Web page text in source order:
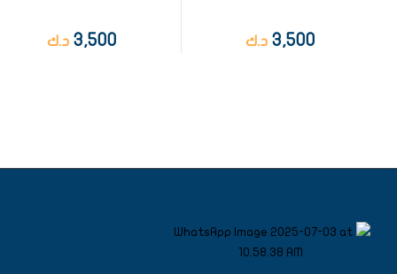
3,500 د.ك 3,500 د.ك